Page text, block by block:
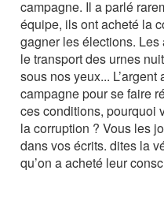
campagne. Il a parlé
équipe, ils ont acheté la
gagner les élections. Les
le transport des urnes
sous nos yeux...
campagne pour se faire
ces conditions, pourquoi
la corruption ? Vous les
dans vos écrits. dites la
qu’on a acheté leur